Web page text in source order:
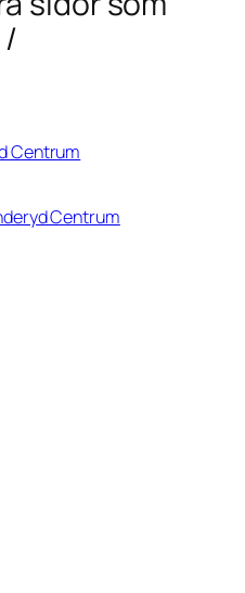
/
Centrum
Centrum